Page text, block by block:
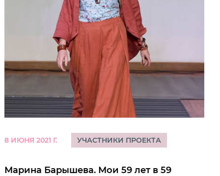
8 ИЮНЯ 2021 Г. УЧАСТНИКИ ПРОЕКТА
Марина Барышева. Мои 59 лет в 59